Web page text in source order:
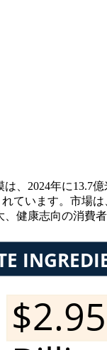
、2024年に13.7
ています。市場
健康志向の消費